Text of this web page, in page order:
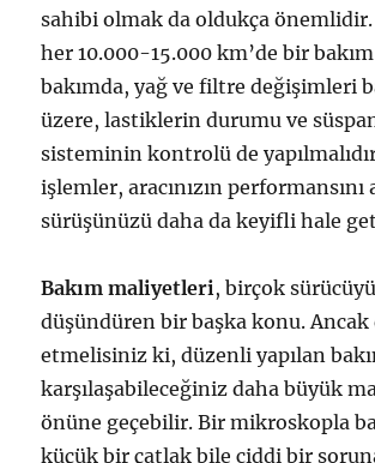
sahibi olmak da oldukça önemlidir.
her 10.000-15.000 km’de bir
bakımda, yağ ve filtre değişimleri
üzere, lastiklerin durumu ve
sisteminin kontrolü de
işlemler, aracınızın performansını
sürüşünüzü daha da keyifli hale
Bakım maliyetleri, birçok sürücüyü
düşündüren bir başka konu.
etmelisiniz ki, düzenli yapılan
karşılaşabileceğiniz daha büyük
önüne geçebilir. Bir mikroskopla
küçük bir çatlak bile ciddi bir